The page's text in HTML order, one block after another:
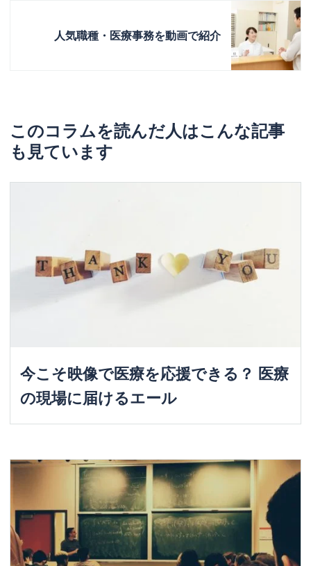
人気職種・医療事務を動画で紹介
このコラムを読んだ人はこんな記事
も見ています
今こそ映像で医療を応援できる？ 医療
の現場に届けるエール